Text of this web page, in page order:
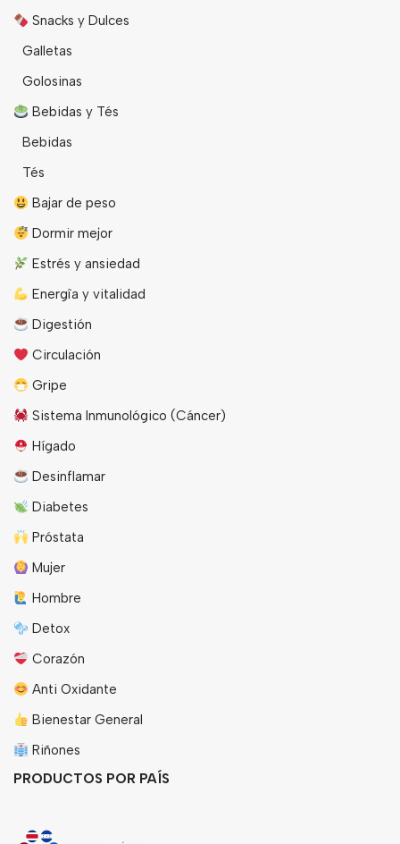
Snacks y Dulces
Galletas
Golosinas
Bebidas y Tés
Bebidas
Tés
Bajar de peso
Dormir mejor
Estrés y ansiedad
Energîa y vitalidad
Digestión
Circulación
Gripe
Sistema Inmunológico (Cáncer)
Hígado
Desinflamar
Diabetes
Próstata
Mujer
Hombre
Detox
Corazón
Anti Oxidante
Bienestar General
Riñones
PRODUCTOS POR PAÍS